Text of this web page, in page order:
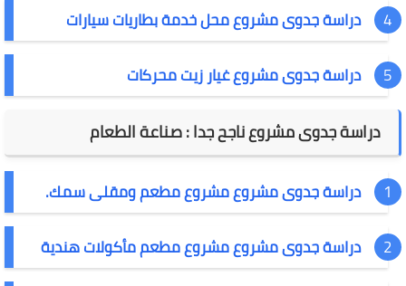
دراسة جدوى مشروع محل خدمة بطاريات سيارات
دراسة جدوى مشروع غيار زيت محركات
دراسة جدوى مشروع ناجح جدا : صناعة الطعام
دراسة جدوى مشروع مشروع مطعم ومقلى سمك.
دراسة جدوى مشروع مشروع مطعم مأكولات هندية